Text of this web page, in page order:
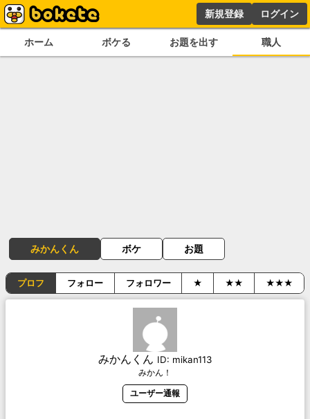
新規登録 ログイン
ホーム ボケる お題を出す 職人
みかんくん ボケ お題
プロフ フォロー フォロワー ★ ★★ ★★★
みかんくん ID: mikan113
みかん！
ユーザー通報